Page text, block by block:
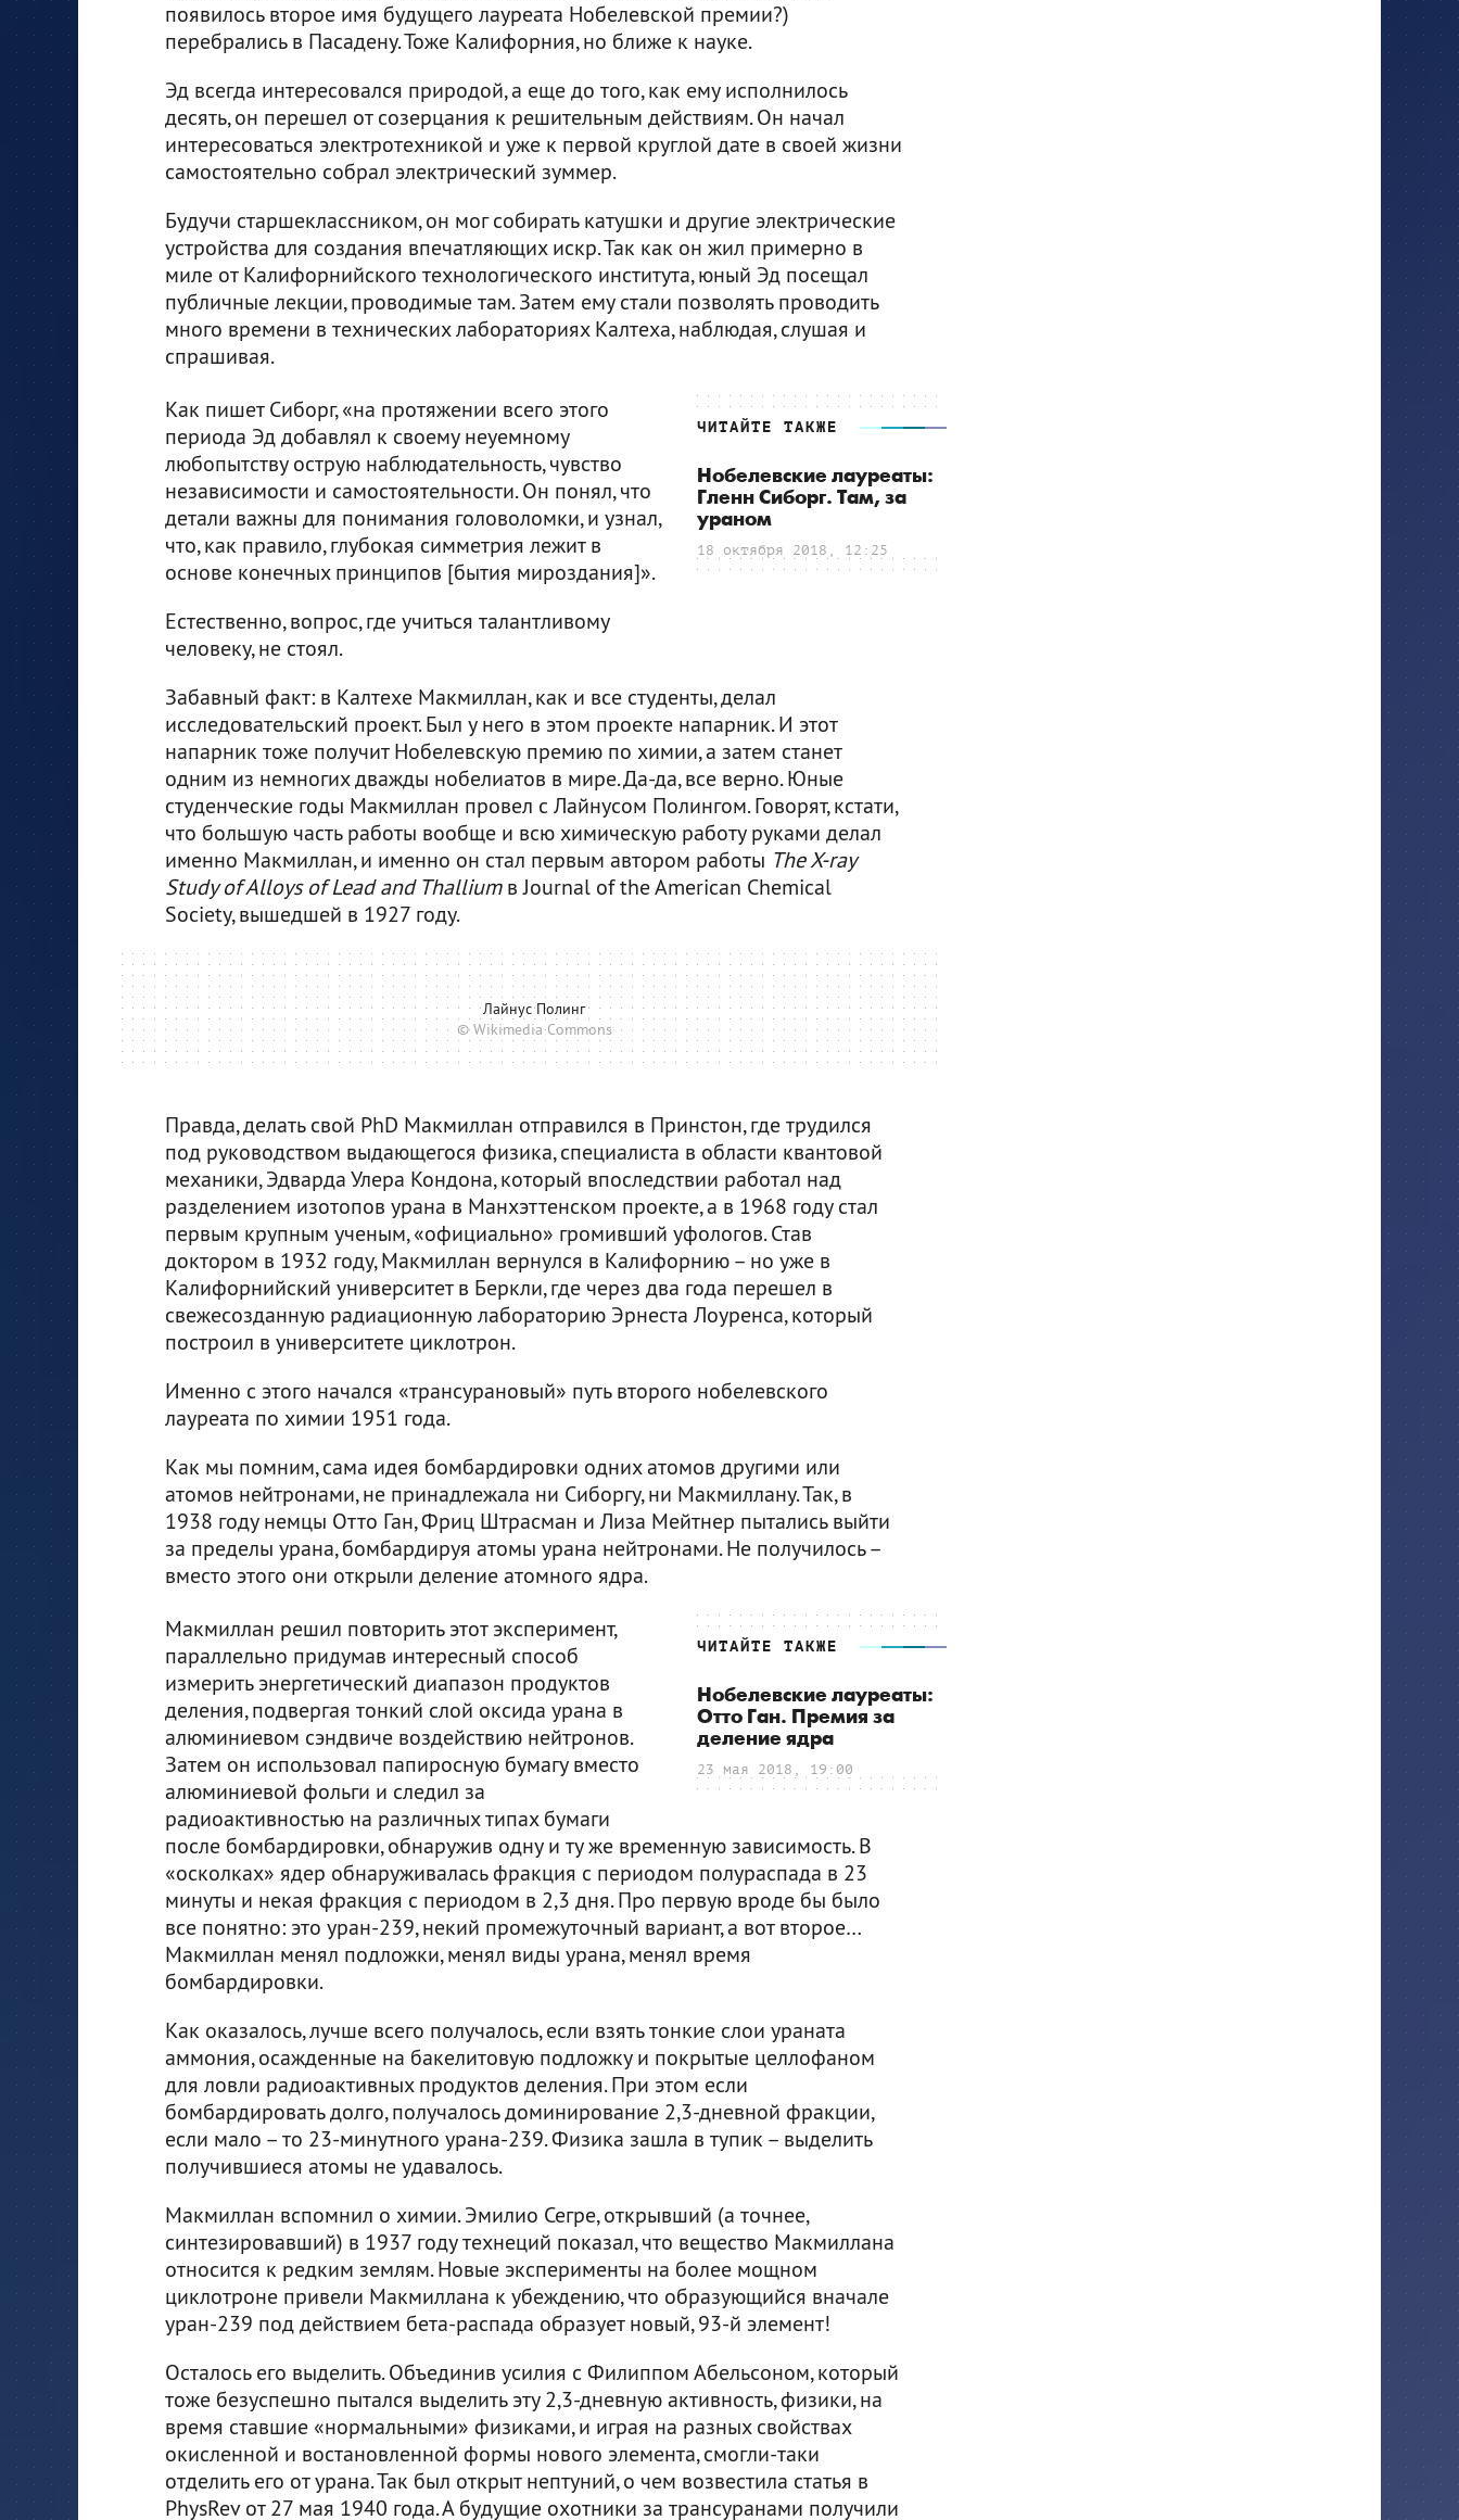
появилось второе имя будущего лауреата Нобелевской премии?)
перебрались в Пасадену. Тоже Калифорния, но ближе к науке.
Эд всегда интересовался природой, а еще до того, как ему исполнилось
десять, он перешел от созерцания к решительным действиям. Он начал
интересоваться электротехникой и уже к первой круглой дате в своей жизни
самостоятельно собрал электрический зуммер.
Будучи старшеклассником, он мог собирать катушки и другие электрические
устройства для создания впечатляющих искр. Так как он жил примерно в
миле от Калифорнийского технологического института, юный Эд посещал
публичные лекции, проводимые там. Затем ему стали позволять проводить
много времени в технических лабораториях Калтеха, наблюдая, слушая и
спрашивая.
ЧИТАЙТЕ ТАКЖЕ
Нобелевские лауреаты:
Гленн Сиборг. Там, за
ураном
18 октября 2018, 12:25
Как пишет Сиборг, «на протяжении всего этого
периода Эд добавлял к своему неуемному
любопытству острую наблюдательность, чувство
независимости и самостоятельности. Он понял, что
детали важны для понимания головоломки, и узнал,
что, как правило, глубокая симметрия лежит в
основе конечных принципов [бытия мироздания]».
Естественно, вопрос, где учиться талантливому
человеку, не стоял.
Забавный факт: в Калтехе Макмиллан, как и все студенты, делал
исследовательский проект. Был у него в этом проекте напарник. И этот
напарник тоже получит Нобелевскую премию по химии, а затем станет
одним из немногих дважды нобелиатов в мире. Да-да, все верно. Юные
студенческие годы Макмиллан провел с Лайнусом Полингом. Говорят, кстати,
что большую часть работы вообще и всю химическую работу руками делал
именно Макмиллан, и именно он стал первым автором работы The X-ray
Study of Alloys of Lead and Thalliumв Journal of the American Chemical
Society, вышедшей в 1927 году.
Лайнус Полинг
© Wikimedia Commons
Правда, делать свой PhD Макмиллан отправился в Принстон, где трудился
под руководством выдающегося физика, специалиста в области квантовой
механики, Эдварда Улера Кондона, который впоследствии работал над
разделением изотопов урана в Манхэттенском проекте, а в 1968 году стал
первым крупным ученым, «официально» громивший уфологов. Став
доктором в 1932 году, Макмиллан вернулся в Калифорнию – но уже в
Калифорнийский университет в Беркли, где через два года перешел в
свежесозданную радиационную лабораторию Эрнеста Лоуренса, который
построил в университете циклотрон.
Именно с этого начался «трансурановый» путь второго нобелевского
лауреата по химии 1951 года.
Как мы помним, сама идея бомбардировки одних атомов другими или
атомов нейтронами, не принадлежала ни Сиборгу, ни Макмиллану. Так, в
1938 году немцы Отто Ган, Фриц Штрасман и Лиза Мейтнер пытались выйти
за пределы урана, бомбардируя атомы урана нейтронами. Не получилось –
вместо этого они открыли деление атомного ядра.
ЧИТАЙТЕ ТАКЖЕ
Нобелевские лауреаты:
Отто Ган. Премия за
деление ядра
23 мая 2018, 19:00
Макмиллан решил повторить этот эксперимент,
параллельно придумав интересный способ
измерить энергетический диапазон продуктов
деления, подвергая тонкий слой оксида урана в
алюминиевом сэндвиче воздействию нейтронов.
Затем он использовал папиросную бумагу вместо
алюминиевой фольги и следил за
радиоактивностью на различных типах бумаги
после бомбардировки, обнаружив одну и ту же временную зависимость. В
«осколках» ядер обнаруживалась фракция с периодом полураспада в 23
минуты и некая фракция с периодом в 2,3 дня. Про первую вроде бы было
все понятно: это уран-239, некий промежуточный вариант, а вот второе…
Макмиллан менял подложки, менял виды урана, менял время
бомбардировки.
Как оказалось, лучше всего получалось, если взять тонкие слои ураната
аммония, осажденные на бакелитовую подложку и покрытые целлофаном
для ловли радиоактивных продуктов деления. При этом если
бомбардировать долго, получалось доминирование 2,3-дневной фракции,
если мало – то 23-минутного урана-239. Физика зашла в тупик – выделить
получившиеся атомы не удавалось.
Макмиллан вспомнил о химии. Эмилио Сегре, открывший (а точнее,
синтезировавший) в 1937 году технеций показал, что вещество Макмиллана
относится к редким землям. Новые эксперименты на более мощном
циклотроне привели Макмиллана к убеждению, что образующийся вначале
уран-239 под действием бета-распада образует новый, 93-й элемент!
Осталось его выделить. Объединив усилия с Филиппом Абельсоном, который
тоже безуспешно пытался выделить эту 2,3-дневную активность, физики, на
время ставшие «нормальными» физиками, и играя на разных свойствах
окисленной и востановленной формы нового элемента, смогли-таки
отделить его от урана. Так был открыт нептуний, о чем возвестила статья в
PhysRev от 27 мая 1940 года. А будущие охотники за трансуранами получили